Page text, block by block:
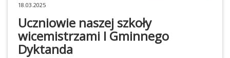
18.03.2025
Uczniowie naszej szkoły
wicemistrzami I Gminnego
Dyktanda